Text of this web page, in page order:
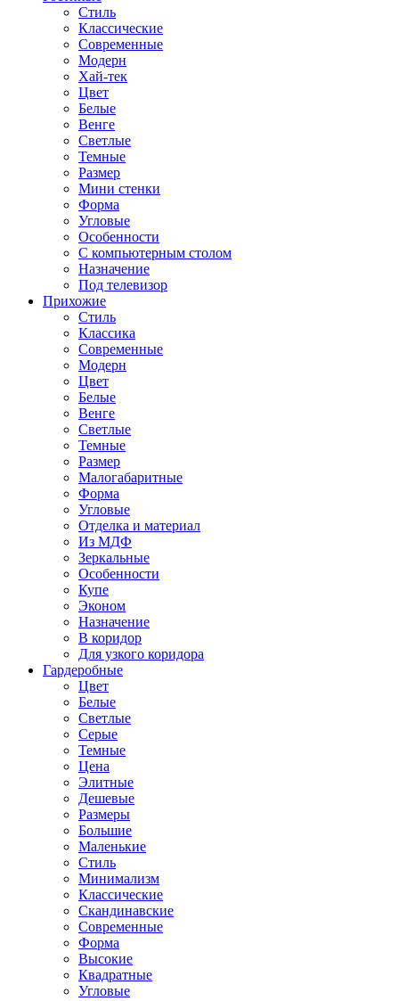
Стиль
Классические
Современные
Модерн
Хай-тек
Цвет
Белые
Венге
Светлые
Темные
Размер
Мини стенки
Форма
Угловые
Особенности
С компьютерным столом
Назначение
Под телевизор
Прихожие
Стиль
Классика
Современные
Модерн
Цвет
Белые
Венге
Светлые
Темные
Размер
Малогабаритные
Форма
Угловые
Отделка и материал
Из МДФ
Зеркальные
Особенности
Купе
Эконом
Назначение
В коридор
Для узкого коридора
Гардеробные
Цвет
Белые
Светлые
Серые
Темные
Цена
Элитные
Дешевые
Размеры
Большие
Маленькие
Стиль
Минимализм
Классические
Скандинавские
Современные
Форма
Высокие
Квадратные
Угловые